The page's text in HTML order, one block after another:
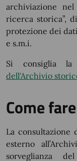
archiviazione
ricerca storica”,
protezione dei
e s.m.i.
Si consiglia
dell'Archivio
Come fare
La consultazione
esterno
sorveglianza